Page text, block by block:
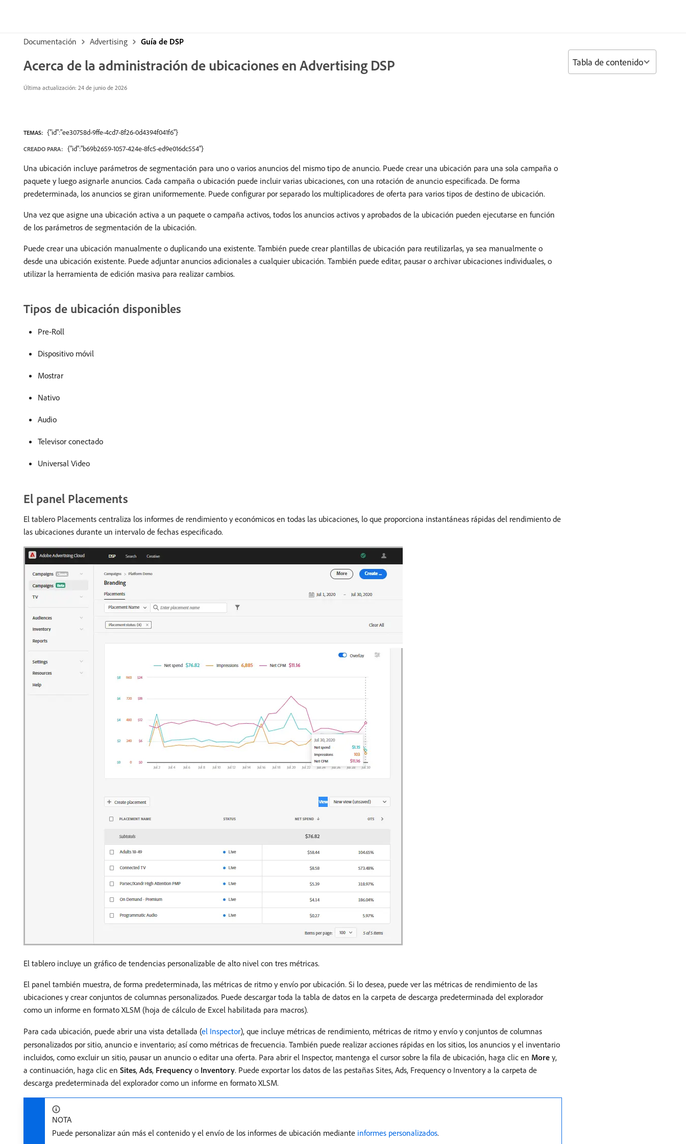
Documentación Advertising Guía de DSP
Acerca de la administración de ubicaciones en Advertising DSP
Última actualización: 24 de junio de 2026
TEMAS: {"id":"ee30758d-9ffe-4cd7-8f26-0d4394f041f6"}
CREADO PARA: {"id":"b69b2659-1057-424e-8fc5-ed9e016dc554"}
Una ubicación incluye parámetros de segmentación para uno o varios anuncios del mismo tipo de anuncio. Puede crear una ubicación para una sola campaña o
paquete y luego asignarle anuncios. Cada campaña o ubicación puede incluir varias ubicaciones, con una rotación de anuncio especificada. De forma
predeterminada, los anuncios se giran uniformemente. Puede configurar por separado los multiplicadores de oferta para varios tipos de destino de ubicación.
Una vez que asigne una ubicación activa a un paquete o campaña activos, todos los anuncios activos y aprobados de la ubicación pueden ejecutarse en función
de los parámetros de segmentación de la ubicación.
Puede crear una ubicación manualmente o duplicando una existente. También puede crear plantillas de ubicación para reutilizarlas, ya sea manualmente o
desde una ubicación existente. Puede adjuntar anuncios adicionales a cualquier ubicación. También puede editar, pausar o archivar ubicaciones individuales, o
utilizar la herramienta de edición masiva para realizar cambios.
Tipos de ubicación disponibles
Pre-Roll
Dispositivo móvil
Mostrar
Nativo
Audio
Televisor conectado
Universal Video
El panel Placements
El tablero Placements centraliza los informes de rendimiento y económicos en todas las ubicaciones, lo que proporciona instantáneas rápidas del rendimiento de
las ubicaciones durante un intervalo de fechas especificado.
El tablero incluye un gráfico de tendencias personalizable de alto nivel con tres métricas.
El panel también muestra, de forma predeterminada, las métricas de ritmo y envío por ubicación. Si lo desea, puede ver las métricas de rendimiento de las
ubicaciones y crear conjuntos de columnas personalizados. Puede descargar toda la tabla de datos en la carpeta de descarga predeterminada del explorador
como un informe en formato XLSM (hoja de cálculo de Excel habilitada para macros).
Para cada ubicación, puede abrir una vista detallada (el Inspector), que incluye métricas de rendimiento, métricas de ritmo y envío y conjuntos de columnas
personalizados por sitio, anuncio e inventario; así como métricas de frecuencia. También puede realizar acciones rápidas en los sitios, los anuncios y el inventario
incluidos, como excluir un sitio, pausar un anuncio o editar una oferta. Para abrir el Inspector, mantenga el cursor sobre la fila de ubicación, haga clic en More y,
a continuación, haga clic en Sites, Ads, Frequency o Inventory. Puede exportar los datos de las pestañas Sites, Ads, Frequency o Inventory a la carpeta de
descarga predeterminada del explorador como un informe en formato XLSM.
NOTA
Puede personalizar aún más el contenido y el envío de los informes de ubicación mediante informes personalizados.
Tabla de contenido